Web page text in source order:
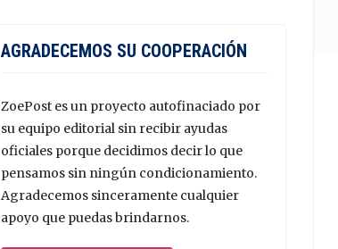
AGRADECEMOS SU COOPERACIÓN
ZoePost es un proyecto autofinaciado por
su equipo editorial sin recibir ayudas
oficiales porque decidimos decir lo que
pensamos sin ningún condicionamiento.
Agradecemos sinceramente cualquier
apoyo que puedas brindarnos.